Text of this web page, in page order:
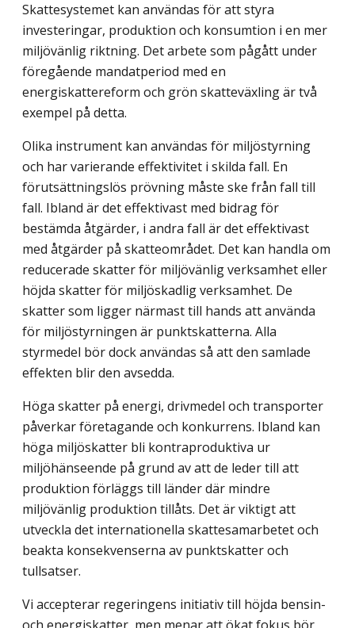
Skattesystemet kan användas för att styra
investeringar, produktion och konsumtion i en mer
miljövänlig riktning. Det arbete som pågått under
föregående mandatperiod med en
energiskattereform och grön skatteväxling är två
exempel på detta.
Olika instrument kan användas för miljöstyrning
och har varierande effektivitet i skilda fall. En
förutsättningslös prövning måste ske från fall till
fall. Ibland är det effektivast med bidrag för
bestämda åtgärder, i andra fall är det effektivast
med åtgärder på skatteområdet. Det kan handla om
reducerade skatter för miljövänlig verksamhet eller
höjda skatter för miljöskadlig verksamhet. De
skatter som ligger närmast till hands att använda
för miljöstyrningen är punktskatterna. Alla
styrmedel bör dock användas så att den samlade
effekten blir den avsedda.
Höga skatter på energi, drivmedel och transporter
påverkar företagande och konkurrens. Ibland kan
höga miljöskatter bli kontraproduktiva ur
miljöhänseende på grund av att de leder till att
produktion förläggs till länder där mindre
miljövänlig produktion tillåts. Det är viktigt att
utveckla det internationella skattesamarbetet och
beakta konsekvenserna av punktskatter och
tullsatser.
Vi accepterar regeringens initiativ till höjda bensin-